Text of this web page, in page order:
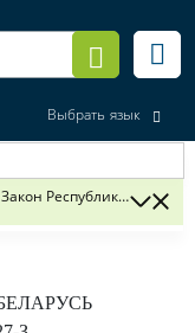
Выбрать язык
Республики